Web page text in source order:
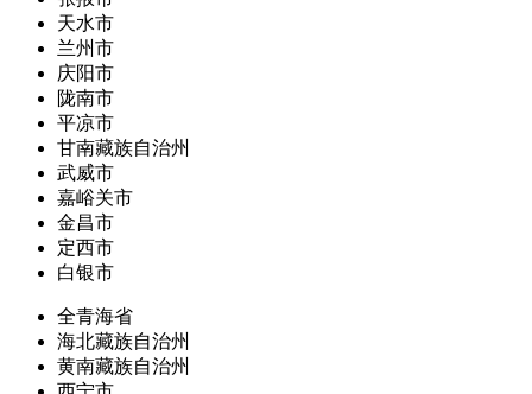
天水市
兰州市
庆阳市
陇南市
平凉市
甘南藏族自治州
武威市
嘉峪关市
金昌市
定西市
白银市
全青海省
海北藏族自治州
黄南藏族自治州